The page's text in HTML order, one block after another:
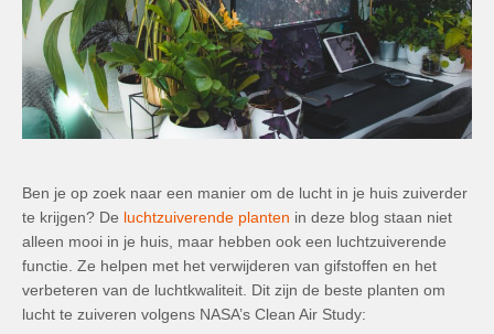
Ben je op zoek naar een manier om de lucht in je huis zuiverder
te krijgen? De luchtzuiverende planten in deze blog staan niet
alleen mooi in je huis, maar hebben ook een luchtzuiverende
functie. Ze helpen met het verwijderen van gifstoffen en het
verbeteren van de luchtkwaliteit. Dit zijn de beste planten om
lucht te zuiveren volgens NASA’s Clean Air Study: